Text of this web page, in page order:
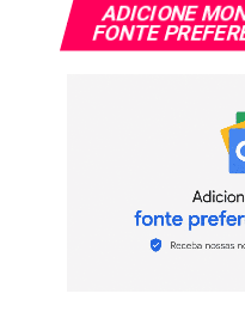
ADICIONE
FONTE